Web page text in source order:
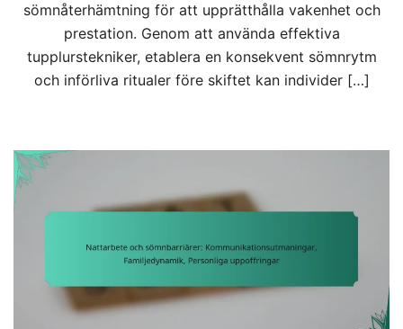
sömnåterhämtning för att upprätthålla vakenhet och
prestation. Genom att använda effektiva
tupplurstekniker, etablera en konsekvent sömnrytm
och införliva ritualer före skiftet kan individer […]